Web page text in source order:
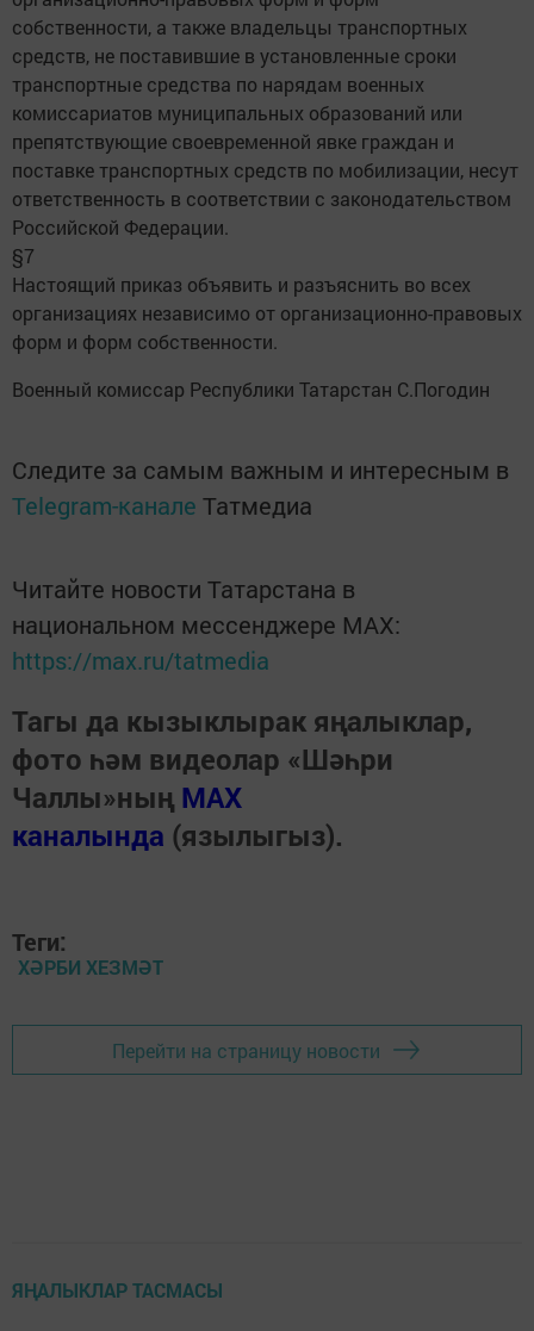
собственности, а также владельцы транспортных
средств, не поставившие в установленные сроки
транспортные средства по нарядам военных
комиссариатов муниципальных образований или
препятствующие своевременной явке граждан и
поставке транспортных средств по мобилизации, несут
ответственность в соответствии с законодательством
Российской Федерации.
§7
Настоящий приказ объявить и разъяснить во всех
организациях независимо от организационно-правовых
форм и форм собственности.
Военный комиссар Республики Татарстан С.Погодин
Следите за самым важным и интересным в
Telegram-канале Татмедиа
Читайте новости Татарстана в
национальном мессенджере MАХ:
https://max.ru/tatmedia
Тагы да кызыклырак яңалыклар,
фото һәм видеолар «Шәһри
Чаллы»ның MAX
каналында (язылыгыз).
Теги:
ХӘРБИ ХЕЗМӘТ
Перейти на страницу новости
ЯҢАЛЫКЛАР ТАСМАСЫ